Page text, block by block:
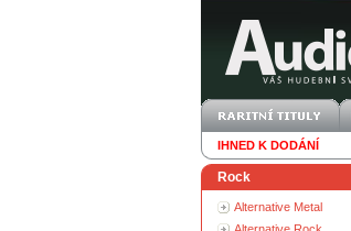
IHNED K DODÁNÍ
Rock
Alternative Metal